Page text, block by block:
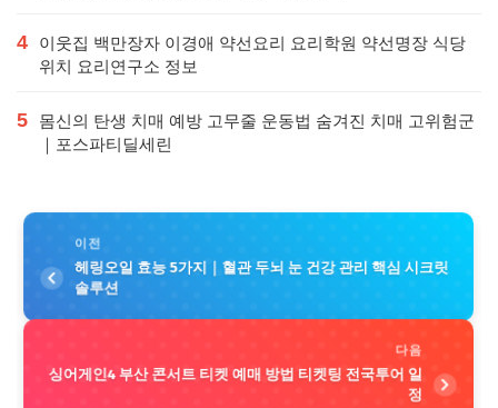
4
이웃집 백만장자 이경애 약선요리 요리학원 약선명장 식당
위치 요리연구소 정보
5
몸신의 탄생 치매 예방 고무줄 운동법 숨겨진 치매 고위험군
｜포스파티딜세린
이전
헤링오일 효능 5가지｜혈관 두뇌 눈 건강 관리 핵심 시크릿
솔루션
다음
싱어게인4 부산 콘서트 티켓 예매 방법 티켓팅 전국투어 일
정